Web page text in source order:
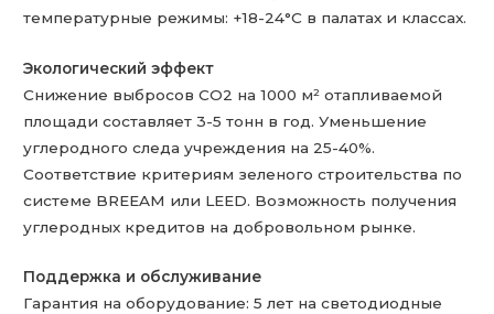
температурные режимы: +18-24°C в палатах и классах.
Экологический эффект
Снижение выбросов CO2 на 1000 м² отапливаемой
площади составляет 3-5 тонн в год. Уменьшение
углеродного следа учреждения на 25-40%.
Соответствие критериям зеленого строительства по
системе BREEAM или LEED. Возможность получения
углеродных кредитов на добровольном рынке.
Поддержка и обслуживание
Гарантия на оборудование: 5 лет на светодиодные